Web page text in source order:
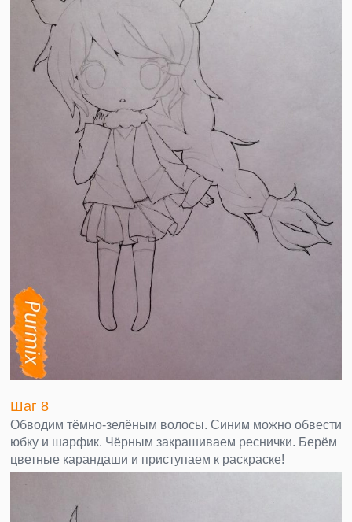
Шаг 8
Обводим тёмно-зелёным волосы. Синим можно обвести
юбку и шарфик. Чёрным закрашиваем реснички. Берём
цветные карандаши и приступаем к раскраске!